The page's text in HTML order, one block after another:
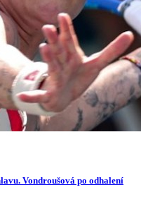
Vondroušová po odhalení